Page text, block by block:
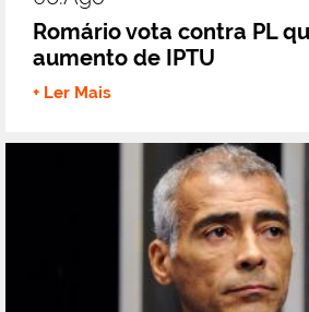
Romário vota contra PL
aumento de IPTU
+ Ler Mais